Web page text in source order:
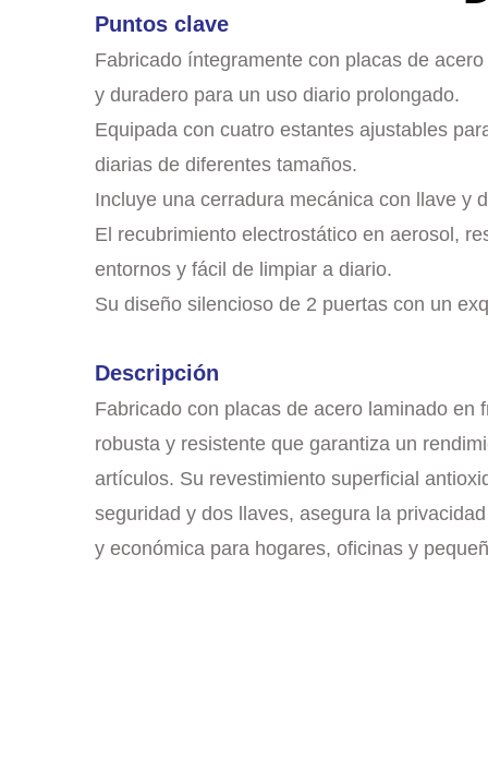
Puntos clave
Fabricado íntegramente con placas de
y duradero para un uso diario prolongado.
Equipada con cuatro estantes ajustables
diarias de diferentes tamaños.
Incluye una cerradura mecánica con llave y
El recubrimiento electrostático en aerosol,
entornos y fácil de limpiar a diario.
Su diseño silencioso de 2 puertas con un
Descripción
Fabricado con placas de acero laminado
robusta y resistente que garantiza un
artículos. Su revestimiento superficial
seguridad y dos llaves, asegura la
y económica para hogares, oficinas y